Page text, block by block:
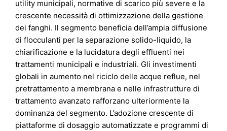
utility municipali, normative di scarico più severe e la
crescente necessità di ottimizzazione della gestione
dei fanghi. Il segmento beneficia dell’ampia diffusione
di flocculanti per la separazione solido-liquido, la
chiarificazione e la lucidatura degli effluenti nei
trattamenti municipali e industriali. Gli investimenti
globali in aumento nel riciclo delle acque reflue, nel
pretrattamento a membrana e nelle infrastrutture di
trattamento avanzato rafforzano ulteriormente la
dominanza del segmento. L’adozione crescente di
piattaforme di dosaggio automatizzate e programmi di